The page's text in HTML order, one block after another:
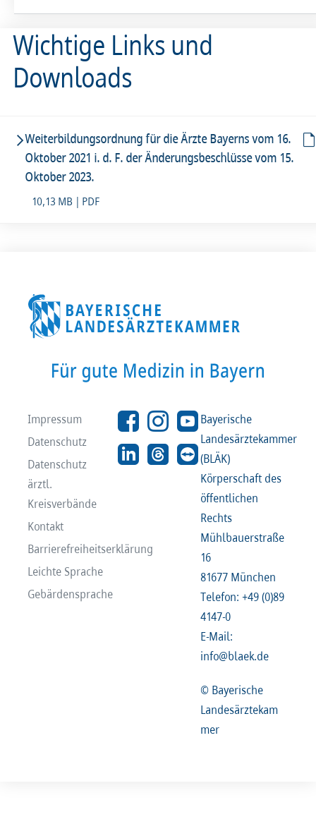
Wichtige Links und
Downloads
Weiterbildungsordnung für die Ärzte Bayerns vom 16.
Oktober 2021 i. d. F. der Änderungsbeschlüsse vom 15.
Oktober 2023.
10,13 MB | PDF
Impressum
Datenschutz
Datenschutz
ärztl.
Kreisverbände
Kontakt
Barrierefreiheitserklärung
Leichte Sprache
Gebärdensprache
Bayerische
Landesärztekammer
(BLÄK)
Körperschaft des
öffentlichen
Rechts
Mühlbauerstraße
16
81677 München
Telefon: +49 (0)89
4147-0
E-Mail:
info@blaek.de
© Bayerische
Landesärztekam
mer